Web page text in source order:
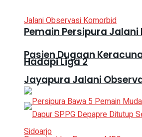
Pasien Dugaan
Jayapura Jalani
Pemain Persipura Jalani
Hadapi Liga 2